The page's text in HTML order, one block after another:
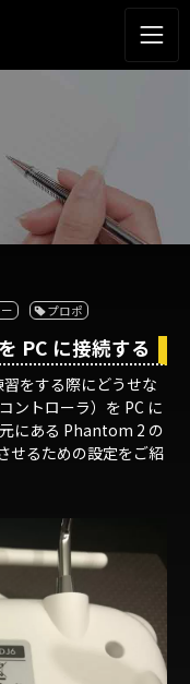
プロポ
PC に接続する
をする際にどうせな
ントローラ）を PC に
にある Phantom 2 の
せるための設定をご紹